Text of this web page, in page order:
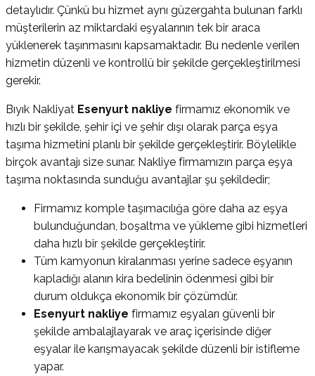
detaylıdır. Çünkü bu hizmet aynı güzergahta bulunan farklı
müşterilerin az miktardaki eşyalarının tek bir araca
yüklenerek taşınmasını kapsamaktadır. Bu nedenle verilen
hizmetin düzenli ve kontrollü bir şekilde gerçekleştirilmesi
gerekir.
Bıyık Nakliyat Esenyurt nakliye firmamız ekonomik ve
hızlı bir şekilde, şehir içi ve şehir dışı olarak parça eşya
taşıma hizmetini planlı bir şekilde gerçekleştirir. Böylelikle
birçok avantajı size sunar. Nakliye firmamızın parça eşya
taşıma noktasında sunduğu avantajlar şu şekildedir;
Firmamız komple taşımacılığa göre daha az eşya
bulunduğundan, boşaltma ve yükleme gibi hizmetleri
daha hızlı bir şekilde gerçekleştirir.
Tüm kamyonun kiralanması yerine sadece eşyanın
kapladığı alanın kira bedelinin ödenmesi gibi bir
durum oldukça ekonomik bir çözümdür.
Esenyurt nakliye firmamız eşyaları güvenli bir
şekilde ambalajlayarak ve araç içerisinde diğer
eşyalar ile karışmayacak şekilde düzenli bir istifleme
yapar.